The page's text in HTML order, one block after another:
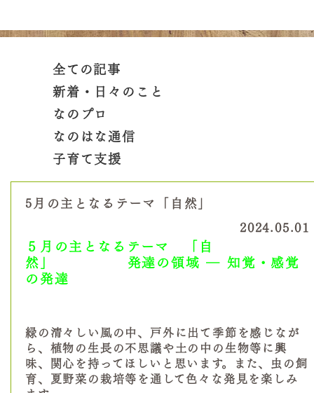
全ての記事
新着・日々のこと
なのプロ
なのはな通信
子育て支援
5月の主となるテーマ「自然」
2024.05.01
５月の主となるテーマ 「自
然」 発達の領域 ―
知覚・感覚
の発達
緑の清々しい風の中、戸外に出て季節を感じなが
ら、植物の生長の不思議や土の中の生物等に興
味、関心を持ってほしいと思います。また、虫の飼
育、夏野菜の栽培等を通して色々な発見を楽しみ